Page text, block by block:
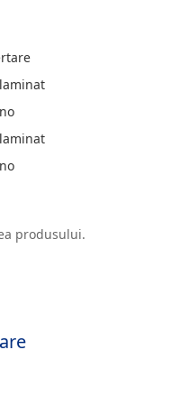
produsului.